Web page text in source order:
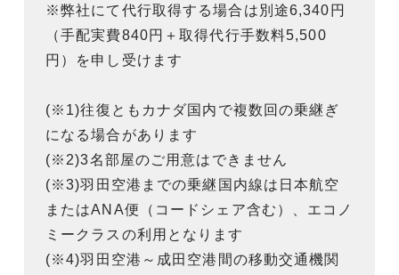
※弊社にて代行取得する場合は別途6,340円
（手配実費840円＋取得代行手数料5,500
円）を申し受けます
(※1)往復ともカナダ国内で複数回の乗継ぎ
になる場合があります
(※2)3名部屋のご用意はできません
(※3)羽田空港までの乗継国内線は日本航空
またはANA便（コードシェア含む）、エコノ
ミークラスの利用となります
(※4)羽田空港～成田空港間の移動交通機関